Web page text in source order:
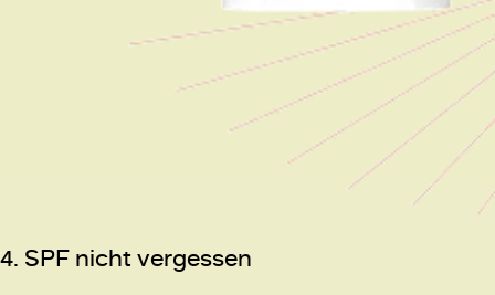
4. SPF nicht vergessen